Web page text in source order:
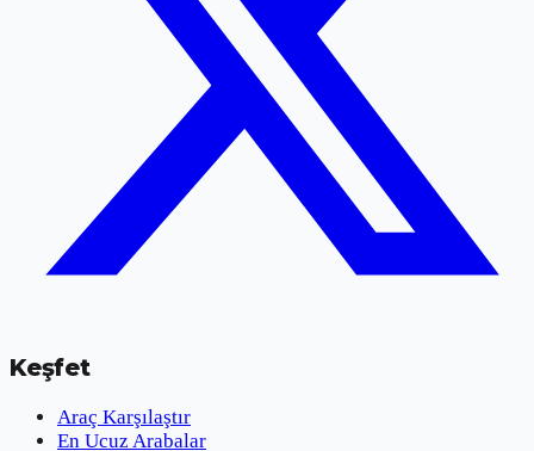
Keşfet
Araç Karşılaştır
En Ucuz Arabalar